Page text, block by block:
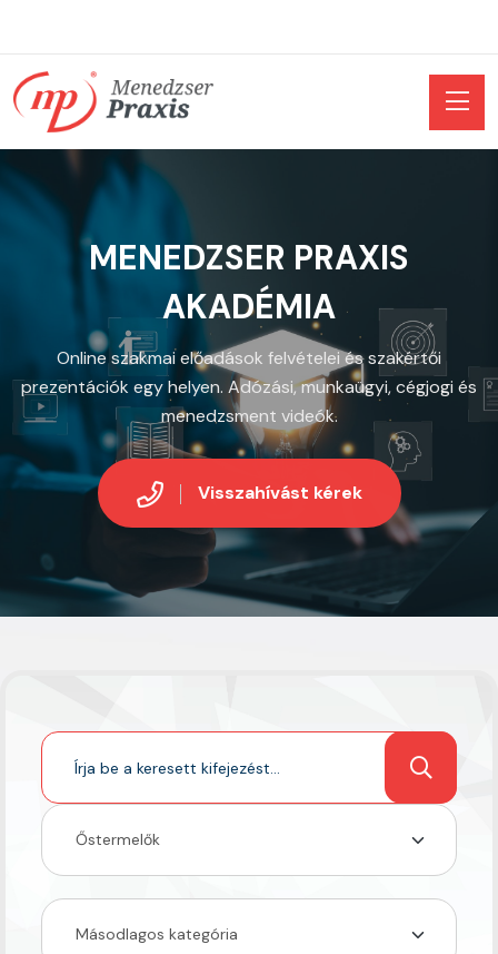
MENEDZSER PRAXIS
AKADÉMIA
Online szakmai előadások felvételei és szakértői
prezentációk egy helyen. Adózási, munkaügyi, cégjogi és
menedzsment videók.
Visszahívást kérek